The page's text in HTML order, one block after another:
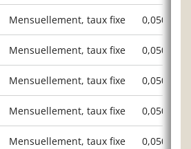
Mensuellement, taux fixe 0,05000
Mensuellement, taux fixe 0,05000
Mensuellement, taux fixe 0,05000
Mensuellement, taux fixe 0,05000
Mensuellement, taux fixe 0,05000